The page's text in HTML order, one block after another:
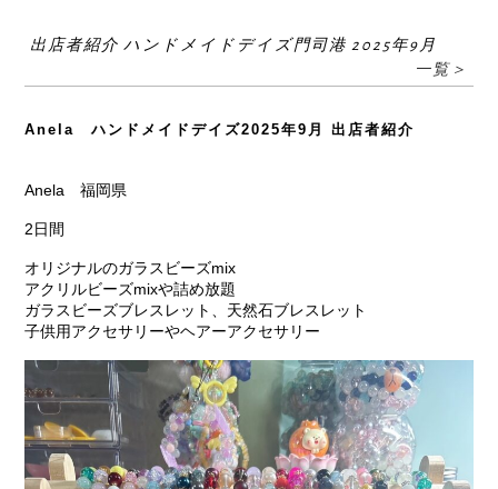
出店者紹介 ハンドメイドデイズ門司港 2025年9月
一覧＞
Anela ハンドメイドデイズ2025年9月 出店者紹介
Anela 福岡県
2日間
オリジナルのガラスビーズmix
アクリルビーズmixや詰め放題
ガラスビーズブレスレット、天然石ブレスレット
子供用アクセサリーやヘアーアクセサリー